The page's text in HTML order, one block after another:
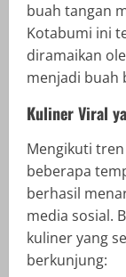
buah tangan
Kotabumi ini
diramaikan
menjadi buah
Kuliner Viral
Mengikuti
beberapa
berhasil
media sosial.
kuliner yang
berkunjung: